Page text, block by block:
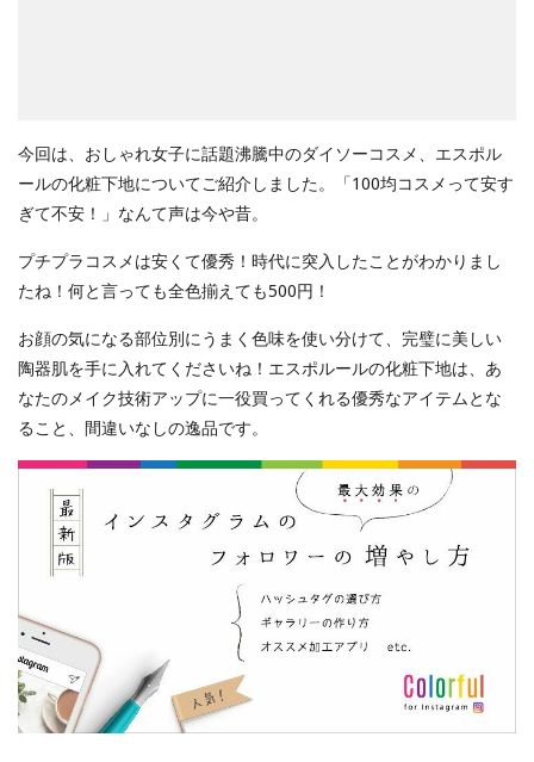
今回は、おしゃれ女子に話題沸騰中のダイソーコスメ、エスポル
ールの化粧下地についてご紹介しました。「100均コスメって安す
ぎて不安！」なんて声は今や昔。
プチプラコスメは安くて優秀！時代に突入したことがわかりまし
たね！何と言っても全色揃えても500円！
お顔の気になる部位別にうまく色味を使い分けて、完璧に美しい
陶器肌を手に入れてくださいね！エスポルールの化粧下地は、あ
なたのメイク技術アップに一役買ってくれる優秀なアイテムとな
ること、間違いなしの逸品です。